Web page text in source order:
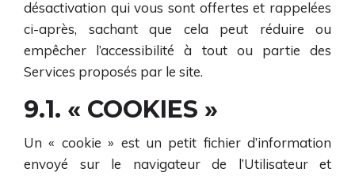
désactivation qui vous sont offertes et rappelées
ci-après, sachant que cela peut réduire ou
empêcher l’accessibilité à tout ou partie des
Services proposés par le site.
9.1. « COOKIES »
Un « cookie » est un petit fichier d’information
envoyé sur le navigateur de l’Utilisateur et